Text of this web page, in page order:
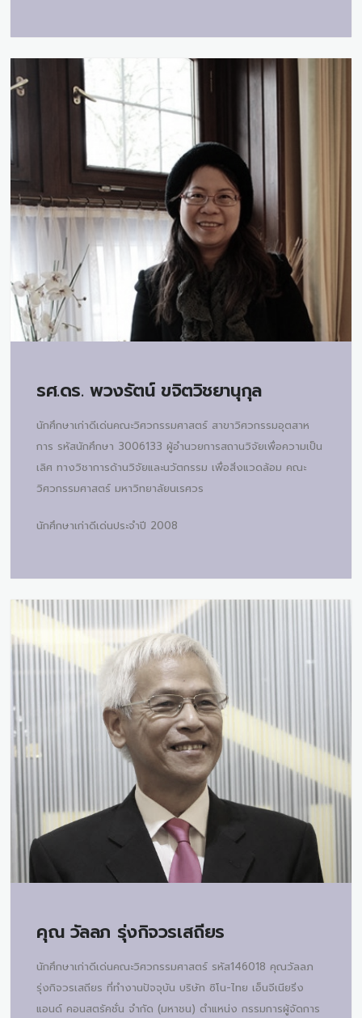
รศ.ดร. พวงรัตน์ ขจิตวิชยานุกุล
นักศึกษาเก่าดีเด่นคณะวิศวกรรมศาสตร์ สาขาวิศวกรรมอุตสาห
การ รหัสนักศึกษา 3006133 ผู้อำนวยการสถานวิจัยเพื่อความเป็น
เลิศ ทางวิชาการด้านวิจัยและนวัตกรรม เพื่อสิ่งแวดล้อม คณะ
วิศวกรรมศาสตร์ มหาวิทยาลัยนเรศวร
นักศึกษาเก่าดีเด่นประจำปี 2008
คุณ วัลลภ รุ่งกิจวรเสถียร
นักศึกษาเก่าดีเด่นคณะวิศวกรรมศาสตร์ รหัส146018 คุณวัลลภ
รุ่งกิจวรเสถียร ที่ทำงานปัจจุบัน บริษัท ซิโน-ไทย เอ็นจีเนียริ่ง
แอนด์ คอนสตรัคชั่น จำกัด (มหาชน) ตำแหน่ง กรรมการผู้จัดการ